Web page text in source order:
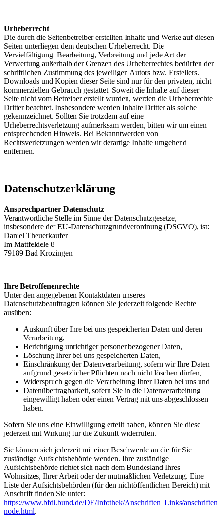
Urheberrecht
Die durch die Seitenbetreiber erstellten Inhalte und Werke auf diesen
Seiten unterliegen dem deutschen Urheberrecht. Die
Vervielfältigung, Bearbeitung, Verbreitung und jede Art der
Verwertung außerhalb der Grenzen des Urheberrechtes bedürfen der
schriftlichen Zustimmung des jeweiligen Autors bzw. Erstellers.
Downloads und Kopien dieser Seite sind nur für den privaten, nicht
kommerziellen Gebrauch gestattet. Soweit die Inhalte auf dieser
Seite nicht vom Betreiber erstellt wurden, werden die Urheberrechte
Dritter beachtet. Insbesondere werden Inhalte Dritter als solche
gekennzeichnet. Sollten Sie trotzdem auf eine
Urheberrechtsverletzung aufmerksam werden, bitten wir um einen
entsprechenden Hinweis. Bei Bekanntwerden von
Rechtsverletzungen werden wir derartige Inhalte umgehend
entfernen.
Datenschutzerklärung
Ansprechpartner Datenschutz
Verantwortliche Stelle im Sinne der Datenschutzgesetze,
insbesondere der EU-Datenschutzgrundverordnung (DSGVO), ist:
Daniel Theuerkaufer
Im Mattfeldele 8
79189 Bad Krozingen
Ihre Betroffenenrechte
Unter den angegebenen Kontaktdaten unseres
Datenschutzbeauftragten können Sie jederzeit folgende Rechte
ausüben:
Auskunft über Ihre bei uns gespeicherten Daten und deren
Verarbeitung,
Berichtigung unrichtiger personenbezogener Daten,
Löschung Ihrer bei uns gespeicherten Daten,
Einschränkung der Datenverarbeitung, sofern wir Ihre Daten
aufgrund gesetzlicher Pflichten noch nicht löschen dürfen,
Widerspruch gegen die Verarbeitung Ihrer Daten bei uns und
Datenübertragbarkeit, sofern Sie in die Datenverarbeitung
eingewilligt haben oder einen Vertrag mit uns abgeschlossen
haben.
Sofern Sie uns eine Einwilligung erteilt haben, können Sie diese
jederzeit mit Wirkung für die Zukunft widerrufen.
Sie können sich jederzeit mit einer Beschwerde an die für Sie
zuständige Aufsichtsbehörde wenden. Ihre zuständige
Aufsichtsbehörde richtet sich nach dem Bundesland Ihres
Wohnsitzes, Ihrer Arbeit oder der mutmaßlichen Verletzung. Eine
Liste der Aufsichtsbehörden (für den nichtöffentlichen Bereich) mit
Anschrift finden Sie unter:
https://www.bfdi.bund.de/DE/Infothek/Anschriften_Links/
node.html.